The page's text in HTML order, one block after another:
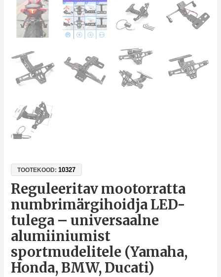
TOOTEKOOD:10327
Reguleeritav mootorratta
numbrimärgihoidja LED-
tulega – universaalne
alumiiniumist
sportmudelitele (Yamaha,
Honda, BMW, Ducati)